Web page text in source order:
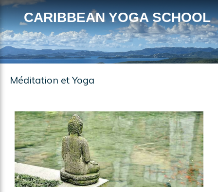
CARIBBEAN YOGA SCHOOL
Méditation et Yoga